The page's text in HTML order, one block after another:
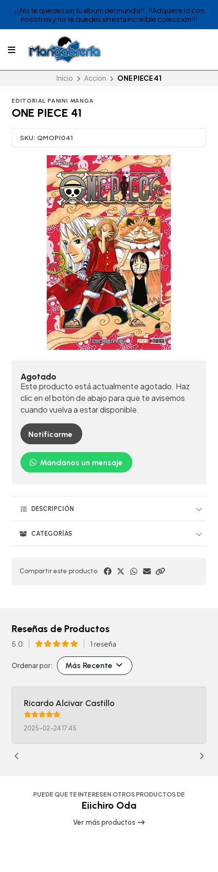
¡¡¡No te quedes sin tu album del mundia!! , !!Adquiere lo con
nosotros y no te quedes sin esta increible colección!!!
Inicio Accion ONE PIECE 41
EDITORIAL PANINI MANGA
ONE PIECE 41
SKU: QMOPI041
Agotado
Este producto está actualmente agotado. Haz
clic en el botón de abajo para que te avisemos
cuando vuelva a estar disponible.
Notificarme
Mándanos un mensaje
DESCRIPCIÓN
CATEGORÍAS
Compartir este producto
Reseñas de Productos
5.0 1 reseña
Ordenar por: Más Recente
Ricardo Alcivar Castillo
2025-02-24 17:45
PUEDE QUE TE INTERESEN OTROS PRODUCTOS DE
Eiichiro Oda
Ver más productos